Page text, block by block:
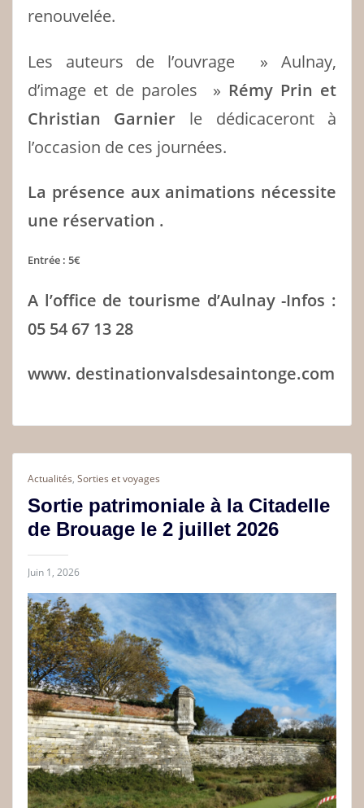
renouvelée.
Les auteurs de l’ouvrage » Aulnay,
d’image et de paroles » Rémy Prin et
Christian Garnier le dédicaceront à
l’occasion de ces journées.
La présence aux animations nécessite
une réservation .
Entrée : 5€
A l’office de tourisme d’Aulnay -Infos :
05 54 67 13 28
www. destinationvalsdesaintonge.com
Actualités, Sorties et voyages
Sortie patrimoniale à la Citadelle
de Brouage le 2 juillet 2026
Juin 1, 2026